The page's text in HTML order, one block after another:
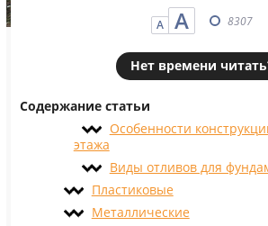
А А 8307
Нет времени
Содержание статьи
Особенности
этажа
Виды отливов для
Пластиковые
Металлические